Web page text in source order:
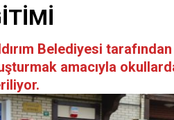
Belediyesi
amacıyla